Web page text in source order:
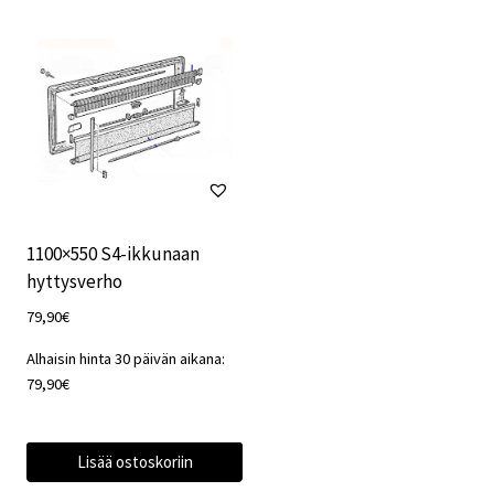
1100×550 S4-ikkunaan
hyttysverho
79,90€
Alhaisin hinta 30 päivän aikana:
79,90€
Lisää ostoskoriin